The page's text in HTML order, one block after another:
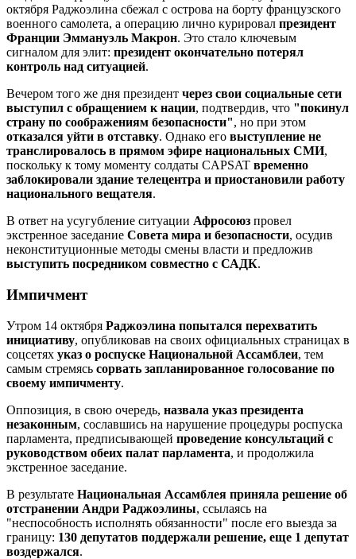
октября Раджоэлина сбежал с острова на борту французского
военного самолета, а операцию лично курировал президент
Франции Эммануэль Макрон. Это стало ключевым
сигналом для элит: президент окончательно потерял
контроль над ситуацией.
Вечером того же дня президент через свои социальные сети
выступил с обращением к нации, подтвердив, что "покинул
страну по соображениям безопасности", но при этом
отказался уйти в отставку. Однако его выступление не
транслировалось в прямом эфире национальных СМИ,
поскольку к тому моменту солдаты CAPSAT временно
заблокировали здание телецентра и приостановили работу
национального вещателя.
В ответ на усугубление ситуации Афросоюз провел
экстренное заседание Совета мира и безопасности, осудив
неконституционные методы смены власти и предложив
выступить посредником совместно с САДК.
Импичмент
Утром 14 октября Раджоэлина попытался перехватить
инициативу, опубликовав на своих официальных страницах в
соцсетях указ о роспуске Национальной Ассамблеи, тем
самым стремясь сорвать запланированное голосование по
своему импичменту.
Оппозиция, в свою очередь, назвала указ президента
незаконным, сославшись на нарушение процедуры роспуска
парламента, предписывающей проведение консультаций с
руководством обеих палат парламента, и продолжила
экстренное заседание.
В результате Национальная Ассамблея приняла решение об
отстранении Андри Раджоэлины, ссылаясь на
"неспособность исполнять обязанности" после его выезда за
границу: 130 депутатов поддержали решение, еще 1 депутат
воздержался.